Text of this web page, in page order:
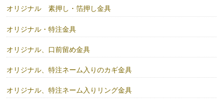
オリジナル 素押し・箔押し金具
オリジナル・特注金具
オリジナル、口前留め金具
オリジナル、特注ネーム入りのカギ金具
オリジナル、特注ネーム入りリング金具